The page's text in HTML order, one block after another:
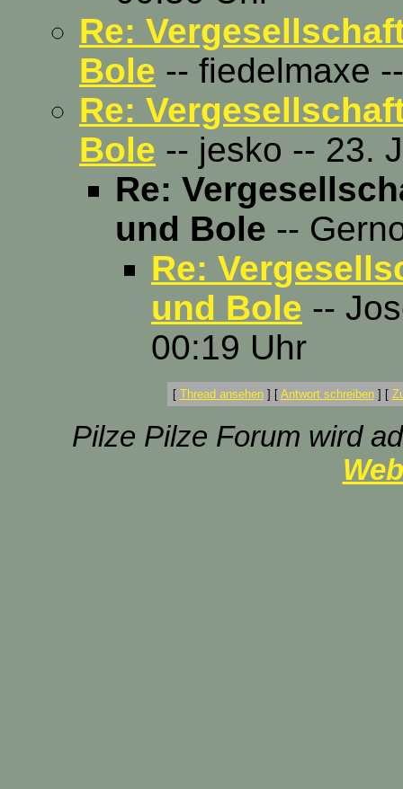
Re:
Bole -- fiedelmaxe
Re:
Bole -- jesko -- 23.
Re:
und Bole --
Re:
und Bole --
00:19 Uhr
[ Thread ansehen] [ Antwort schreiben] [
Pilze Pilze Forum wird